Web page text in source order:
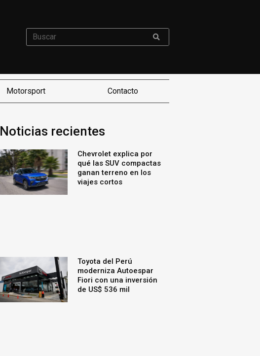
Motorsport Contacto
Noticias recientes
Chevrolet explica por
qué las SUV compactas
ganan terreno en los
viajes cortos
Toyota del Perú
moderniza Autoespar
Fiori con una inversión
de US$ 536 mil